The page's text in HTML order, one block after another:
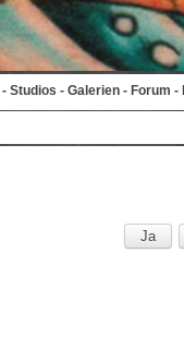
- Studios - Galerien - Forum -